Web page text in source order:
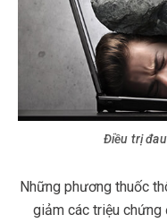
Điều trị
Những phương thuốc
giảm các triệu